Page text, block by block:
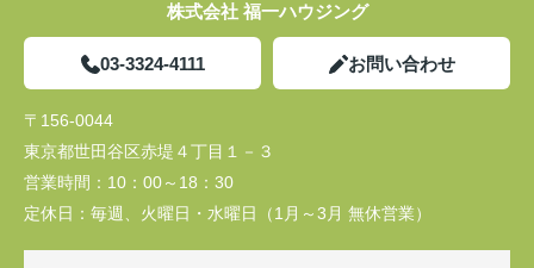
株式会社 福一ハウジング
03-3324-4111 お問い合わせ
〒156-0044
東京都世田谷区赤堤４丁目１－３
営業時間： 10：00～18：30
定休日： 毎週、火曜日・水曜日（1月～3月 無休営業）